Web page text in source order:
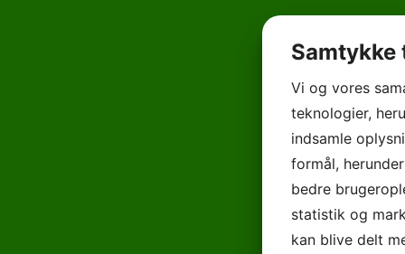
Vi og vores
teknologier,
indsamle
formål,
bedre
statistik og
kan blive delt